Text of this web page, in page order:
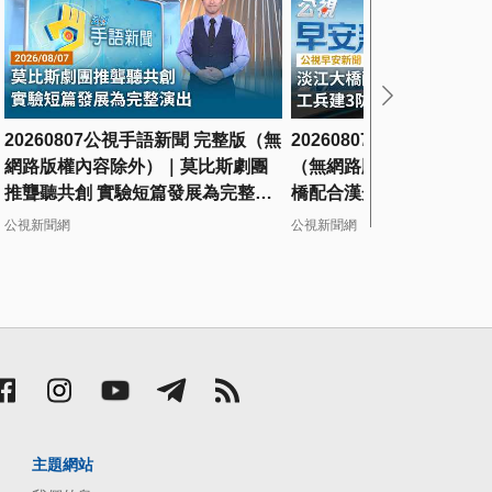
20260807公視手語新聞 完整版（無
網路版權內容除外）｜莫比斯劇團
推聾聽共創 實驗短篇發展為完整演
出
公視新聞網
20260807 公視早安新聞
（無網路版權內容除外）
橋配合漢光演習封閉 工
擬阻擋敵軍
公視新聞網
主題網站